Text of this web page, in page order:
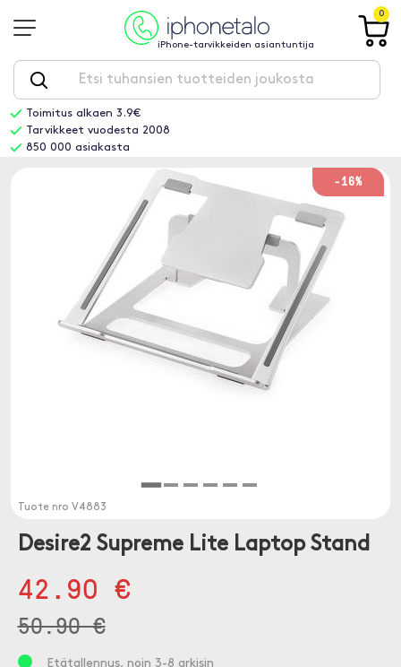
iPhone-tarvikkeiden asiantuntija
0
Toimitus alkaen 3.9€
Tarvikkeet vuodesta 2008
850 000 asiakasta
-16%
Tuote nro V4883
Desire2 Supreme Lite Laptop Stand
42.90 €
50.90 €
Etätallennus, noin 3-8 arkisin